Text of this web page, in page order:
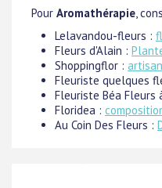
Pour Aromathérapie,
Lelavandou-fleurs :
Fleurs d'Alain :
Shoppingflor :
Fleuriste quelques
Fleuriste Béa Fleurs
Floridea :
Au Coin Des Fleurs :